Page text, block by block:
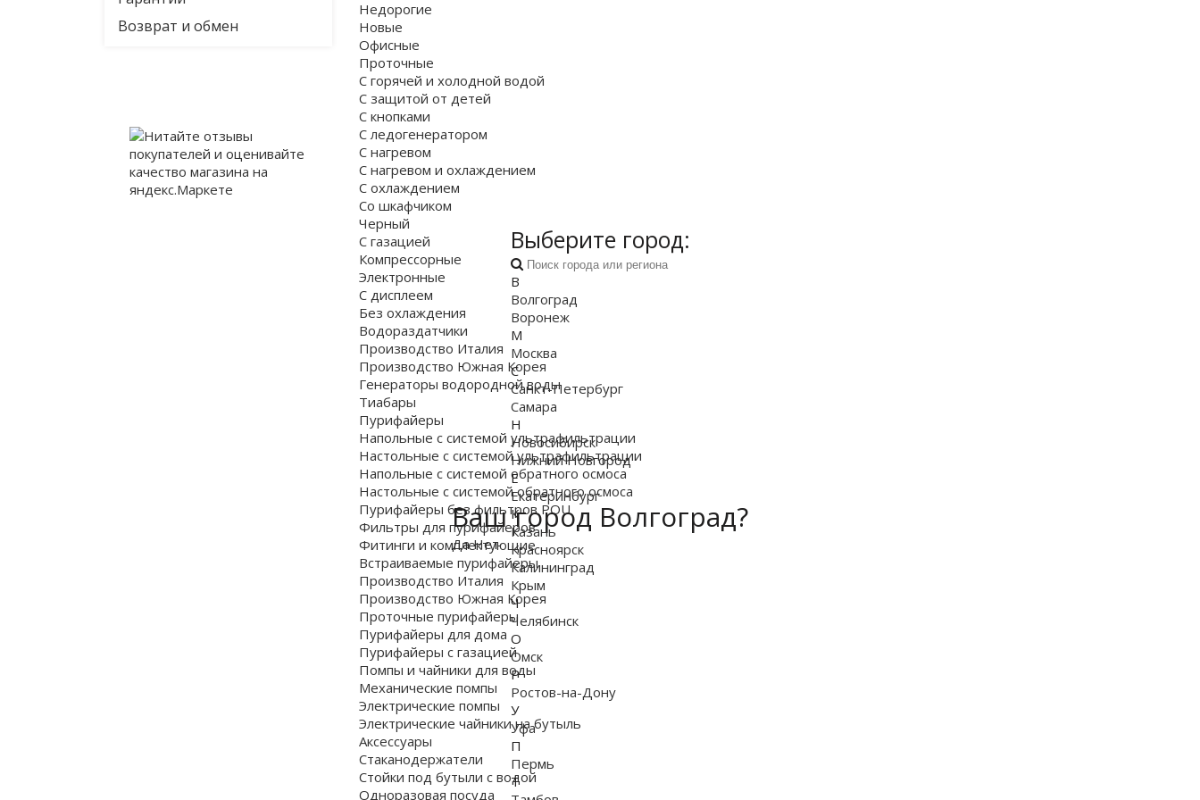
Возврат и обмен
Недорогие
Новые
Офисные
Проточные
С горячей и холодной водой
С защитой от детей
С кнопками
С ледогенератором
С нагревом
С нагревом и охлаждением
С охлаждением
Со шкафчиком
Черный
С газацией
Компрессорные
Электронные
С дисплеем
Без охлаждения
Водораздатчики
Производство Италия
Производство Южная Корея
Генераторы водородной воды
Тиабары
Пурифайеры
Напольные с системой ультрафильтрации
Настольные с системой ультрафильтрации
Напольные с системой обратного осмоса
Настольные с системой обратного осмоса
Пурифайеры без фильтров POU
Фильтры для пурифайеров
Фитинги и комплектующие
Встраиваемые пурифайеры
Производство Италия
Производство Южная Корея
Проточные пурифайеры
Пурифайеры для дома
Пурифайеры с газацией
Помпы и чайники для воды
Механические помпы
Электрические помпы
Электрические чайники на бутыль
Аксессуары
Стаканодержатели
Стойки под бутыли с водой
Одноразовая посуда
Ваш город Волгоград?
Да Нет
Выберите город:
В
Волгоград
Воронеж
М
Москва
С
Санкт-Петербург
Самара
Н
Новосибирск
Нижний Новгород
Е
Екатеринбург
К
Казань
Красноярск
Калининград
Крым
Ч
Челябинск
О
Омск
Р
Ростов-на-Дону
У
Уфа
П
Пермь
Т